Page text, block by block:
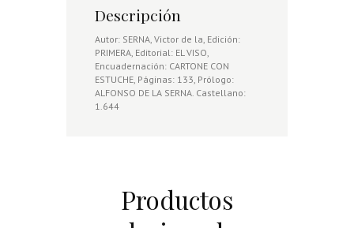
Descripción
Autor: SERNA, Victor de la, Edición:
PRIMERA, Editorial: EL VISO,
Encuadernación: CARTONE CON
ESTUCHE, Páginas: 133, Prólogo:
ALFONSO DE LA SERNA. Castellano:
1.644
Productos